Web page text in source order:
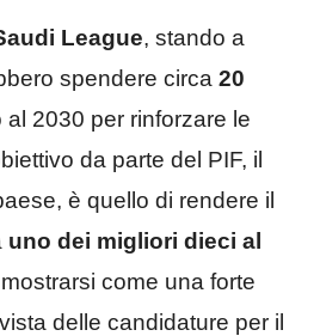
League, stando a
spendere circa 20
al 2030 per rinforzare le
da parte del PIF, il
è quello di rendere il
uno dei migliori dieci al
come una forte
delle candidature per il